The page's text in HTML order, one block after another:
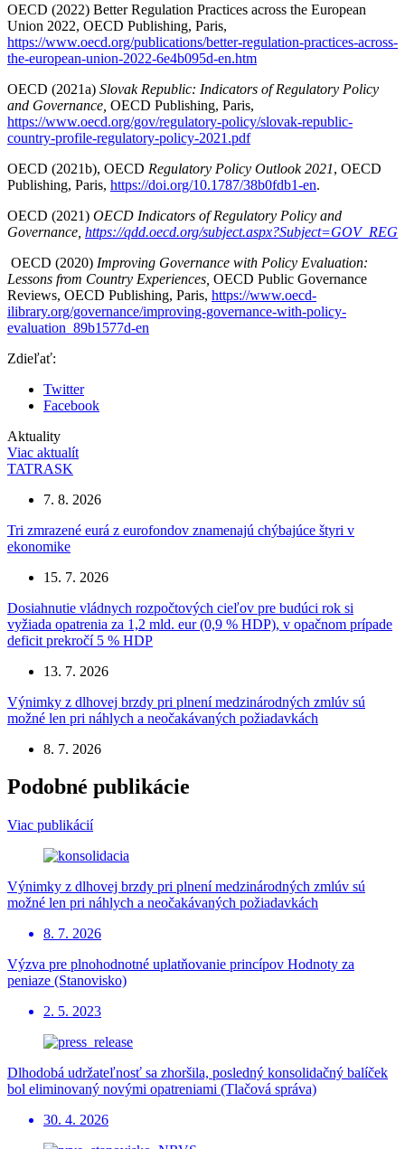
OECD (2022) Better Regulation Practices across the European
Union 2022, OECD Publishing, Paris,
https://www.oecd.org/publications/better-regulation-practices-across-
the-european-union-2022-6e4b095d-en.htm
OECD (2021a) Slovak Republic: Indicators of Regulatory Policy
and Governance, OECD Publishing, Paris,
https://www.oecd.org/gov/regulatory-policy/slovak-republic-
country-profile-regulatory-policy-2021.pdf
OECD (2021b), OECD Regulatory Policy Outlook 2021, OECD
Publishing, Paris, https://doi.org/10.1787/38b0fdb1-en.
OECD (2021) OECD Indicators of Regulatory Policy and
Governance, https://qdd.oecd.org/subject.aspx?Subject=GOV_REG
OECD (2020) Improving Governance with Policy Evaluation:
Lessons from Country Experiences, OECD Public Governance
Reviews, OECD Publishing, Paris, https://www.oecd-
ilibrary.org/governance/improving-governance-with-policy-
evaluation_89b1577d-en
Zdieľať:
Twitter
Facebook
Aktuality
Viac aktualít
TATRASK
7. 8. 2026
Tri zmrazené eurá z eurofondov znamenajú chýbajúce štyri v
ekonomike
15. 7. 2026
Dosiahnutie vládnych rozpočtových cieľov pre budúci rok si
vyžiada opatrenia za 1,2 mld. eur (0,9 % HDP), v opačnom prípade
deficit prekročí 5 % HDP
13. 7. 2026
Výnimky z dlhovej brzdy pri plnení medzinárodných zmlúv sú
možné len pri náhlych a neočakávaných požiadavkách
8. 7. 2026
Podobné publikácie
Viac publikácií
Výnimky z dlhovej brzdy pri plnení medzinárodných zmlúv sú
možné len pri náhlych a neočakávaných požiadavkách
8. 7. 2026
Výzva pre plnohodnotné uplatňovanie princípov Hodnoty za
peniaze (Stanovisko)
2. 5. 2023
Dlhodobá udržateľnosť sa zhoršila, posledný konsolidačný balíček
bol eliminovaný novými opatreniami (Tlačová správa)
30. 4. 2026